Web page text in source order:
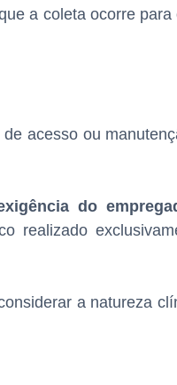
a coleta ocorre
acesso ou
do
realizado
a natureza